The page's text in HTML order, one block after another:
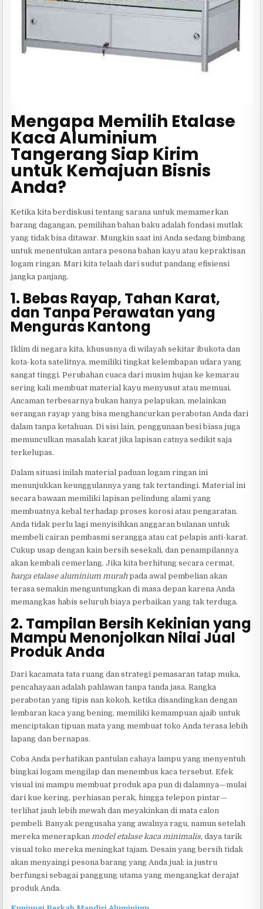
Mengapa Memilih Etalase
Kaca Aluminium
Tangerang Siap Kirim
untuk Kemajuan Bisnis
Anda?
Ketika kita berdiskusi tentang sarana untuk memamerkan
barang dagangan, pemilihan bahan baku adalah fondasi mutlak
yang tidak bisa ditawar. Mungkin saat ini Anda sedang bimbang
untuk menentukan antara pesona bahan kayu atau kepraktisan
logam ringan. Mari kita telaah dari sudut pandang efisiensi
jangka panjang.
1. Bebas Rayap, Tahan Karat,
dan Tanpa Perawatan yang
Menguras Kantong
Iklim di negara kita, khususnya di wilayah sekitar ibukota dan
kota-kota satelitnya, memiliki tingkat kelembapan udara yang
sangat tinggi. Perubahan cuaca dari musim hujan ke kemarau
sering kali membuat material kayu menyusut atau memuai.
Ancaman terbesarnya bukan hanya pelapukan, melainkan
serangan rayap yang bisa menghancurkan perabotan Anda dari
dalam tanpa ketahuan. Di sisi lain, penggunaan besi biasa juga
memunculkan masalah karat jika lapisan catnya sedikit saja
terkelupas.
Dalam situasi inilah material paduan logam ringan ini
menunjukkan keunggulannya yang tak tertandingi. Material ini
secara bawaan memiliki lapisan pelindung alami yang
membuatnya kebal terhadap proses korosi atau pengaratan.
Anda tidak perlu lagi menyisihkan anggaran bulanan untuk
membeli cairan pembasmi serangga atau cat pelapis anti-karat.
Cukup usap dengan kain bersih sesekali, dan penampilannya
akan kembali cemerlang. Jika kita berhitung secara cermat,
harga etalase aluminium murahpada awal pembelian akan
terasa semakin menguntungkan di masa depan karena Anda
memangkas habis seluruh biaya perbaikan yang tak terduga.
2. Tampilan Bersih Kekinian yang
Mampu Menonjolkan Nilai Jual
Produk Anda
Dari kacamata tata ruang dan strategi pemasaran tatap muka,
pencahayaan adalah pahlawan tanpa tanda jasa. Rangka
perabotan yang tipis nan kokoh, ketika disandingkan dengan
lembaran kaca yang bening, memiliki kemampuan ajaib untuk
menciptakan tipuan mata yang membuat toko Anda terasa lebih
lapang dan bernapas.
Coba Anda perhatikan pantulan cahaya lampu yang menyentuh
bingkai logam mengilap dan menembus kaca tersebut. Efek
visual ini mampu membuat produk apa pun di dalamnya—mulai
dari kue kering, perhiasan perak, hingga telepon pintar—
terlihat jauh lebih mewah dan meyakinkan di mata calon
pembeli. Banyak pengusaha yang awalnya ragu, namun setelah
mereka menerapkan model etalase kaca minimalis, daya tarik
visual toko mereka meningkat tajam. Desain yang bersih tidak
akan menyaingi pesona barang yang Anda jual; ia justru
berfungsi sebagai panggung utama yang mengangkat derajat
produk Anda.